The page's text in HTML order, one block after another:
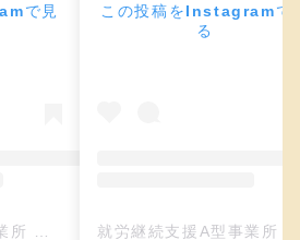
で見
この投稿をInstagramで
る